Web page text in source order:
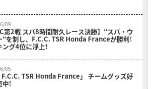
09
第2戦 スパ8時間耐久レース決勝】“スパ・ウ
”を制し、F.C.C. TSR Honda Franceが勝利!
ング4位に浮上!
05
中!